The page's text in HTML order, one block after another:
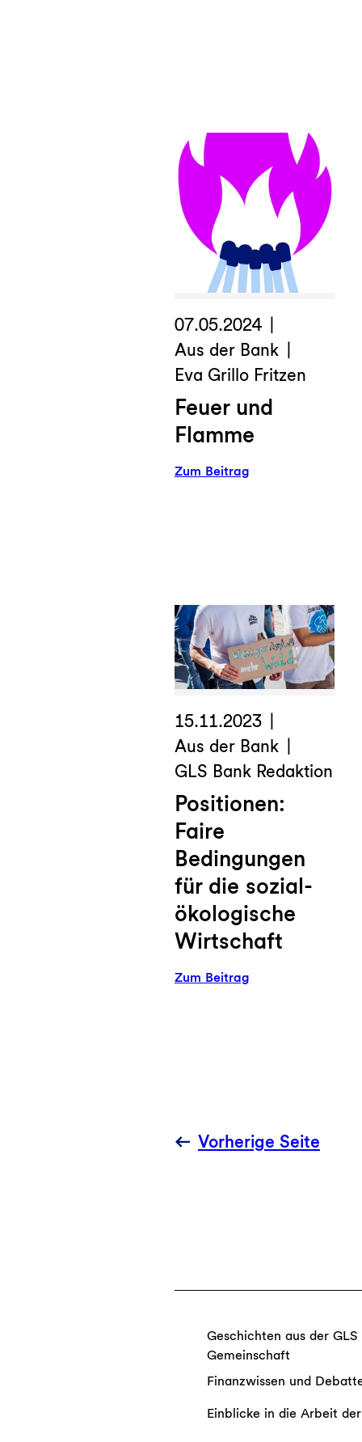
07.05.2024
Aus der Bank
Eva Grillo Fritzen
Feuer und
Flamme
Zum Beitrag
15.11.2023
Aus der Bank
GLS Bank Redaktion
Positionen:
Faire
Bedingungen
für die sozial-
ökologische
Wirtschaft
Zum Beitrag
Wirtschaft
Vorherige Seite
Geschichten aus der GLS
Gemeinschaft
Finanzwissen und
Einblicke in die Arbeit